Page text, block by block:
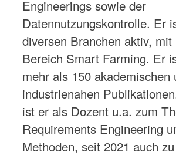
Engineerings sowie der
Datennutzungskontrolle. Er
diversen Branchen aktiv,
Bereich Smart Farming. Er
mehr als 150 akademischen
industrienahen
ist er als Dozent u.a. zum
Requirements Engineering
Methoden, seit 2021 auch